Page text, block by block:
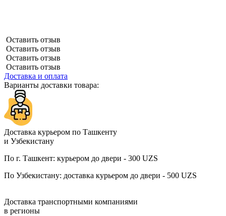
Оставить отзыв
Оставить отзыв
Оставить отзыв
Оставить отзыв
Доставка и оплата
Варианты доставки товара:
Доставка курьером по Ташкенту
и Узбекистану
По г. Ташкент: курьером до двери - 300 UZS
По Узбекистану: доставка курьером до двери - 500 UZS
Доставка транспортными компаниями
в регионы